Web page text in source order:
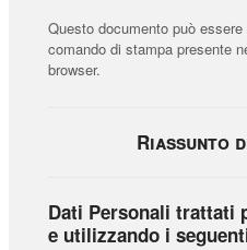
Questo documento può
comando di stampa presente
browser.
Riassunto
Dati Personali trattati
e utilizzando i